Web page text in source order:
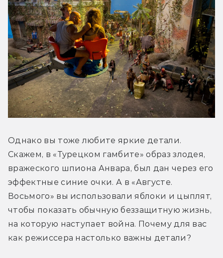
Однако вы тоже любите яркие детали.
Скажем, в «Турецком гамбите» образ злодея,
вражеского шпиона Анвара, был дан через его
эффектные синие очки. А в «Августе.
Восьмого» вы использовали яблоки и цыплят,
чтобы показать обычную беззащитную жизнь,
на которую наступает война. Почему для вас
как режиссера настолько важны детали?